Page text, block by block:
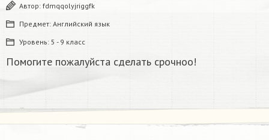
Автор: fdmqqolyjriggfk
Предмет: Английский язык
Уровень: 5 - 9 класс
Помогите пожалуйста сделать срочноо!